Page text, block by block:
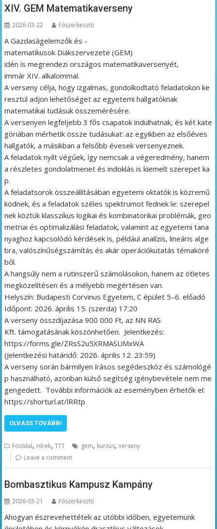
XIV. GEM Matematikaverseny
2026-03-22 Főszerkesztő
A Gazdaságelemzők és -
matematikusok Diákszervezete (GEM)
idén is megrendezi országos matematikaversenyét,
immár XIV. alkalommal.
A verseny célja, hogy izgalmas, gondolkodtató feladatokon ke
resztül adjon lehetőséget az egyetemi hallgatóknak
matematikai tudásuk összemérésére.
A versenyen legfeljebb 3 fős csapatok indulhatnak, és két kate
góriában mérhetik össze tudásukat: az egyikben az elsőéves
hallgatók, a másikban a felsőbb évesek versenyeznek.
A feladatok nyílt végűek, így nemcsak a végeredmény, hanem
a részletes gondolatmenet és indoklás is kiemelt szerepet ka
p.
A feladatsorok összeállításában egyetemi oktatók is közremű
ködnek, és a feladatok széles spektrumot fednek le: szerepel
nek köztük klasszikus logikai és kombinatorikai problémák, geo
metriai és optimalizálási feladatok, valamint az egyetemi tana
nyaghoz kapcsolódó kérdések is, például analízis, lineáris alge
bra, valószínűségszámítás és akár operációkutatás témaköré
ből.
A hangsúly nem a rutinszerű számolásokon, hanem az ötletes
megközelítésen és a mélyebb megértésen van.
Helyszín: Budapesti Corvinus Egyetem, C épület 5–6. előadó
Időpont: 2026. április 15. (szerda) 17:20
A verseny összdíjazása 900 000 Ft, az NN RAS
Kft. támogatásának köszönhetően. Jelentkezés:
https://forms.gle/ZRsS2u5XRMASUMxWA
(Jelentkezési határidő: 2026. április 12. 23:59)
A verseny során bármilyen írásos segédeszköz és számológé
p használható, azonban külső segítség igénybevétele nem me
gengedett. További információk az eseményben érhetők el:
https://shorturl.at/lRRtp
OLVASS TOVÁBB!
Főoldal, Hírek,TTT gem, kurzus,verseny
Leave a comment
Bombasztikus Kampusz Kampány
2026-03-21 Főszerkesztő
Ahogyan észrevehettétek az utóbbi időben, egyetemünk